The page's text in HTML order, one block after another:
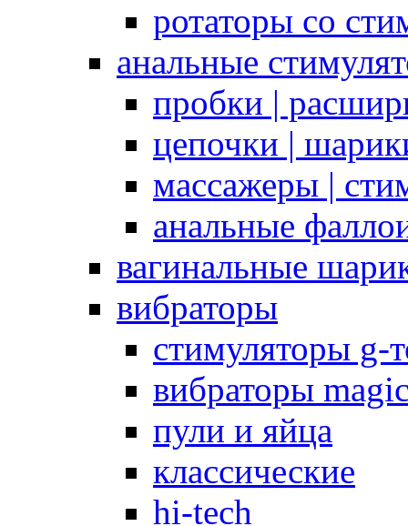
ротаторы со
анальные
пробки |
цепочки |
массажеры |
анальные
вагинальные
вибраторы
стимуляторы g-
вибраторы
пули и яйца
классические
hi-tech